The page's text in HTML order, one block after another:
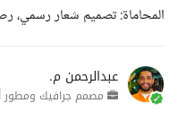
المحاماة: تصميم شعار رسمي،
عبدالرحمن م.
مصمم جرافيك ومطور